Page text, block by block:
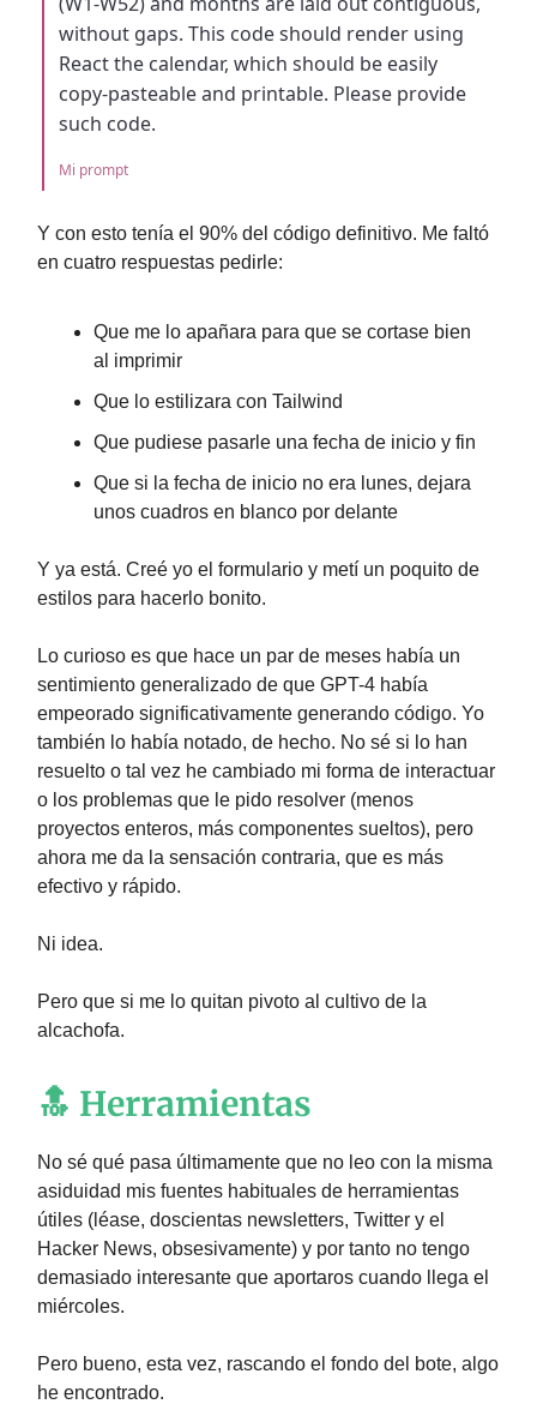
without gaps. This code should render using
React the calendar, which should be easily
copy-pasteable and printable. Please provide
such code.
Mi prompt
Y con esto tenía el 90% del código definitivo. Me faltó
en cuatro respuestas pedirle:
Que me lo apañara para que se cortase bien
al imprimir
Que lo estilizara con Tailwind
Que pudiese pasarle una fecha de inicio y fin
Que si la fecha de inicio no era lunes, dejara
unos cuadros en blanco por delante
Y ya está. Creé yo el formulario y metí un poquito de
estilos para hacerlo bonito.
Lo curioso es que hace un par de meses había un
sentimiento generalizado de que GPT-4 había
empeorado significativamente generando código. Yo
también lo había notado, de hecho. No sé si lo han
resuelto o tal vez he cambiado mi forma de interactuar
o los problemas que le pido resolver (menos
proyectos enteros, más componentes sueltos), pero
ahora me da la sensación contraria, que es más
efectivo y rápido.
Ni idea.
Pero que si me lo quitan pivoto al cultivo de la
alcachofa.
🔝 Herramientas
No sé qué pasa últimamente que no leo con la misma
asiduidad mis fuentes habituales de herramientas
útiles (léase, doscientas newsletters, Twitter y el
Hacker News, obsesivamente) y por tanto no tengo
demasiado interesante que aportaros cuando llega el
miércoles.
Pero bueno, esta vez, rascando el fondo del bote, algo
he encontrado.